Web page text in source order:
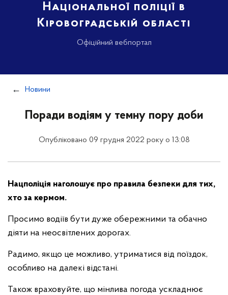
Національної поліції в
Кіровоградській області
Офіційний вебпортал
Новини
Поради водіям у темну пору доби
Опубліковано 09 грудня 2022 року о 13:08
Нацполіція наголошує про правила безпеки для тих,
хто за кермом.
Просимо водіїв бути дуже обережними та обачно
діяти на неосвітлених дорогах.
Радимо, якщо це можливо, утриматися від поїздок,
особливо на далекі відстані.
Також враховуйте, що мінлива погода ускладнює